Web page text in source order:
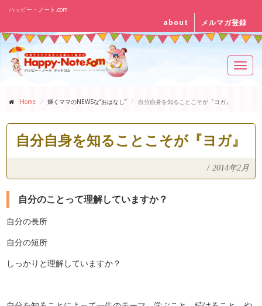
ハッピー・ノート.com
about メルマガ登録
Home 輝くママのNEWSな“おはなし” 自分自身を知ることこそが『ヨガ』
自分自身を知ることこそが『ヨガ』
/ 2014年2月
自分のことって理解していますか？
自分の長所
自分の短所
しっかりと理解していますか？